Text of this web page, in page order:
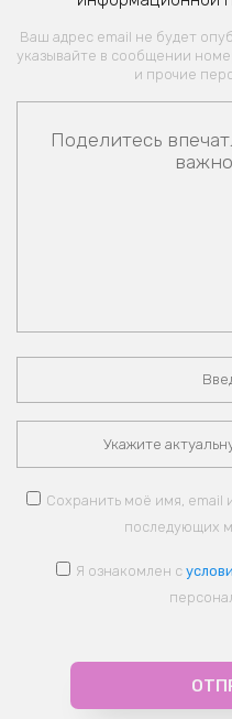
Ваш адрес email не будет
указывайте в сообщении
и прочие
Сохранить моё имя, email
последующих
Я ознакомлен с